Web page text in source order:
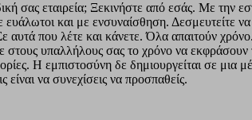
σας εταιρεία; Ξεκινήστε από εσάς. Με την
και με ενσυναίσθηση. Δεσμευτείτε
αυτά που λέτε και κάνετε. Όλα απαιτούν
υπαλλήλους σας το χρόνο να εκφράσουν
Η εμπιστοσύνη δε δημιουργείται σε μια
είναι να συνεχίσεις να προσπαθείς.